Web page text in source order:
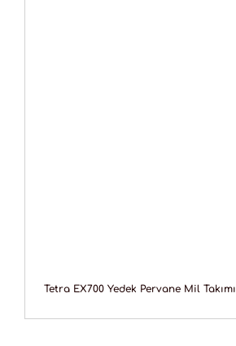
Tetra EX700 Yedek Pervane Mil Takımı